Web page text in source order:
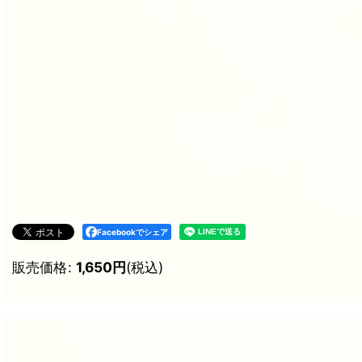
Facebookでシェア
販売価格: 1,650円(税込)